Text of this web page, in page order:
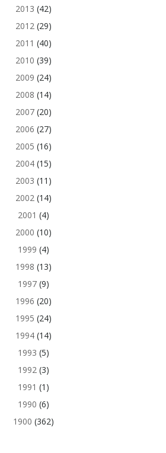
2013 (42)
2012(29)
2011 (40)
2010 (39)
2009 (24)
2008 (14)
2007(20)
2006 (27)
2005 (16)
2004(15)
2003 (11)
2002(14)
2001 (4)
2000 (10)
1999 (4)
1998 (13)
1997(9)
1996 (20)
1995 (24)
1994(14)
1993 (5)
1992(3)
1991 (1)
1990 (6)
1900 (362)